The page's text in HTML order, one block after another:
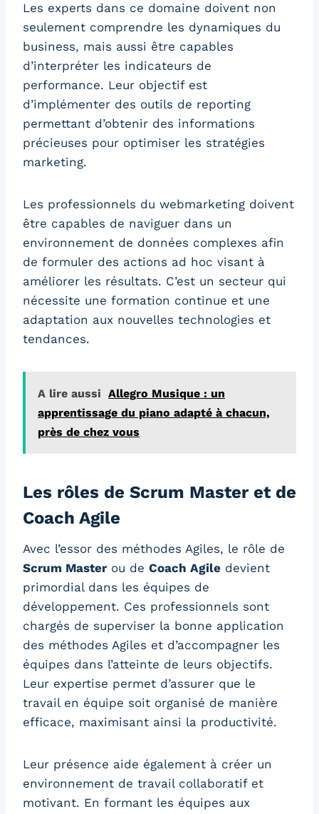
Les experts dans ce domaine doivent non
seulement comprendre les dynamiques du
business, mais aussi être capables
d’interpréter les indicateurs de
performance. Leur objectif est
d’implémenter des outils de reporting
permettant d’obtenir des informations
précieuses pour optimiser les stratégies
marketing.
Les professionnels du webmarketing doivent
être capables de naviguer dans un
environnement de données complexes afin
de formuler des actions ad hoc visant à
améliorer les résultats. C’est un secteur qui
nécessite une formation continue et une
adaptation aux nouvelles technologies et
tendances.
A lire aussi Allegro Musique : un
apprentissage du piano adapté à chacun,
près de chez vous
Les rôles de Scrum Master et de
Coach Agile
Avec l’essor des méthodes Agiles, le rôle de
Scrum Master ou de Coach Agile devient
primordial dans les équipes de
développement. Ces professionnels sont
chargés de superviser la bonne application
des méthodes Agiles et d’accompagner les
équipes dans l’atteinte de leurs objectifs.
Leur expertise permet d’assurer que le
travail en équipe soit organisé de manière
efficace, maximisant ainsi la productivité.
Leur présence aide également à créer un
environnement de travail collaboratif et
motivant. En formant les équipes aux